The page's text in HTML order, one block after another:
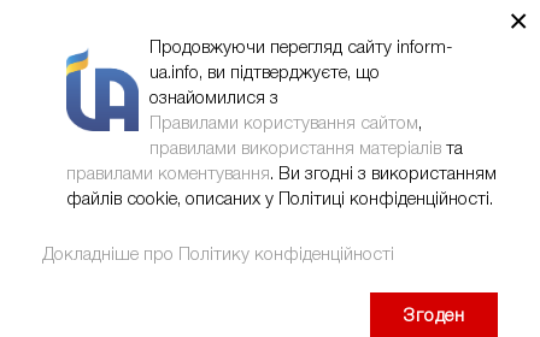
×
Продовжуючи перегляд сайту inform-
ua.info, ви підтверджуєте, що
ознайомилися з
Правилами користування сайтом,
правилами використання матеріалів та
правилами коментування. Ви згодні з використанням
файлів cookie, описаних у Політиці конфіденційності.
Докладніше про Політику конфіденційності
Згоден